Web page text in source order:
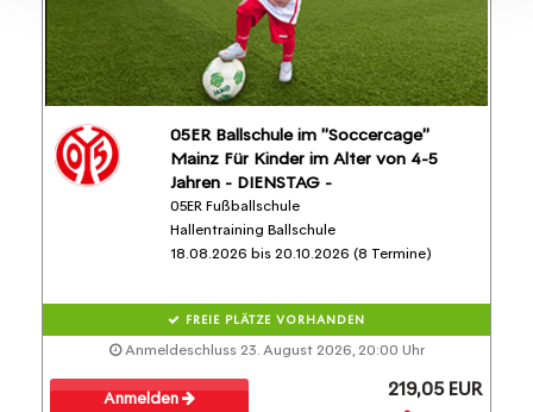
05ER Ballschule im "Soccercage"
Mainz Für Kinder im Alter von 4-5
Jahren - DIENSTAG -
05ER Fußballschule
Hallentraining Ballschule
18.08.2026 bis 20.10.2026 (8 Termine)
FREIE PLÄTZE VORHANDEN
Anmeldeschluss 23. August 2026, 20:00 Uhr
Anmelden 219,05 EUR